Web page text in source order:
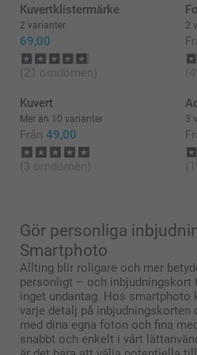
Vänliga hälsningar,
Kuvertklistermärke
2 varianter
69,00
(21 omdömen)
2
Kuvert
Mer än 10 varianter
Från 49,00
(3 omdömen)
3
Gör personliga
Smartphoto
Allting blir roligare och mer
personligt – och inbjudningskort
inget undantag. Hos smartphoto
varje detalj på inbjudningskorten
med dina egna foton och fina
snabbt och enkelt i vårt